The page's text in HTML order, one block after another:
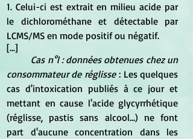
1. Celui-ci est extrait en milieu acide par
le dichlorométhane et détectable par
LCMS/MS en mode positif ou négatif.
[...]
Cas n°l : données obtenues chez un
consommateur de réglisse : Les quelques
cas d'intoxication publiés à ce jour et
mettant en cause l'acide glycyrrhétique
(réglisse, pastis sans alcool...) ne font
part d'aucune concentration dans les